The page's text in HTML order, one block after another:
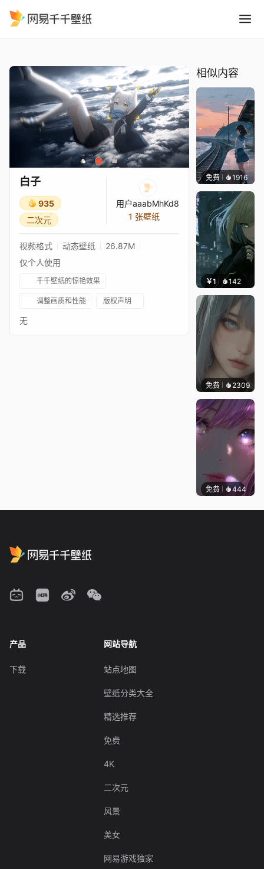
白子
935
二次元
用户aaabMhKd8
1 张壁纸
视频格式 动态壁纸
26.87M
仅个人使用
千千壁纸的惊艳效果
调整画质和性能 版权声明
无
相似内容
免费 1916辰东
￥1 142
免费 2309辰东
免费 444辰东
产品
下载
网站导航
站点地图
壁纸分类大全
精选推荐
免费
4K
二次元
风景
美女
网易游戏独家